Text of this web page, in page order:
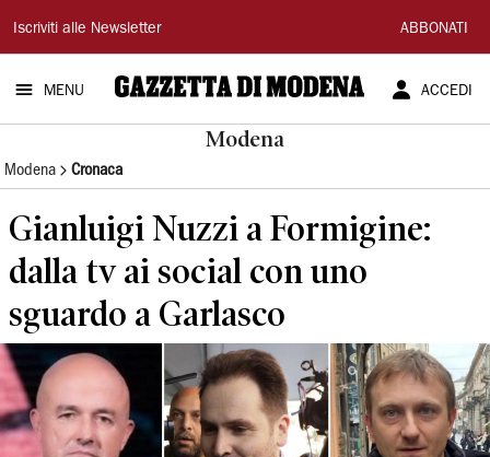
Gazzetta
di
Modena
Iscriviti alle Newsletter ABBONATI
MENU ACCEDI
Modena
Modena Cronaca
Gianluigi Nuzzi a Formigine:
dalla tv ai social con uno
sguardo a Garlasco